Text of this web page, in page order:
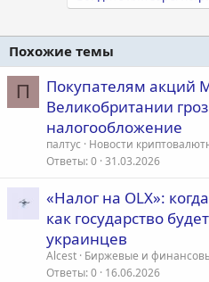
и
:
Похожие темы
П
Покупателям акций
Великобритании
налогообложение
палтус
Новости
Ответы 0 31.03.2026
«Налог на OLX»:
как государство
украинцев
Alcest Биржевые и
Ответы 0 16.06.2026